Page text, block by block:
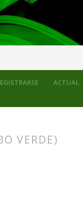
ACTUAL
VERDE)